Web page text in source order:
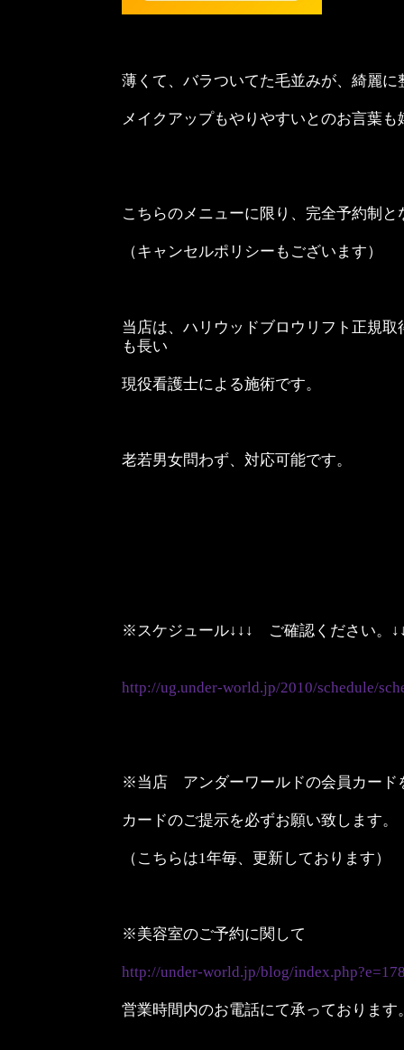
薄くて、バラついてた毛並みが、綺麗に
メイクアップもやりやすいとのお言葉も
こちらのメニューに限り、完全予約制と
（キャンセルポリシーもございます）
当店は、ハリウッドブロウリフト正規
も長い
現役看護士による施術です。
老若男女問わず、対応可能です。
※スケジュール↓↓↓ ご確認ください。
http://ug.under-world.jp/2010/schedule/
※当店 アンダーワールドの会員カード
カードのご提示を必ずお願い致します。
（こちらは1年毎、更新しております）
※美容室のご予約に関して
http://under-world.jp/blog/
営業時間内のお電話にて承っております